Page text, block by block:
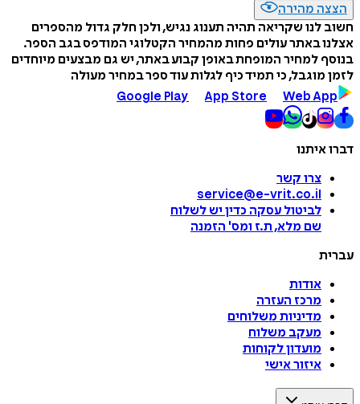
הצצה מהירה
חשוב לנו שקריאה תהיה תענוג נגיש, ולכן חלק גדול מהספרים
אצלנו באתר עולים פחות מהמחיר הקטלוגי המודפס בגב הספר.
בנוסף למחיר המופחת באופן קבוע באתר, יש גם מבצעים מיוחדים
לזמן מוגבל, כי תמיד כיף לגלות עוד ספר במחיר מעולה
Google Play
App Store Web App
דברו איתנו
צרו קשר
service@e-vrit.co.il
לביטול עסקה כדין יש לשלוח
שם מלא, ת.ז ומס' הזמנה
עברית
אודות
מרכז העזרה
מדיניות משלוחים
מעקב משלוח
מועדון לקוחות
איזור אישי